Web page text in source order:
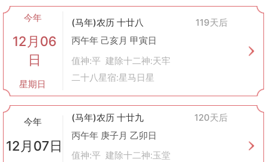
今年
12月06
日
星期日
(马年)农历 十廿八
119天后
丙午年 己亥月 甲寅日
值神:平 建除十二神:天牢
二十八星宿:星马日星
今年
12月07日
(马年)农历 十廿九
120天后
丙午年 庚子月 乙卯日
值神:平 建除十二神:玉堂